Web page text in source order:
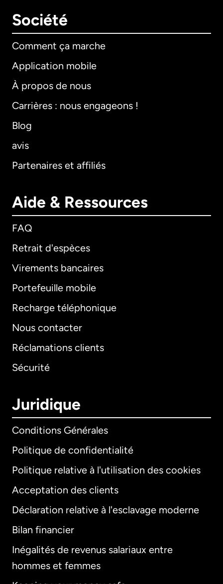
Société
Comment ça marche
Application mobile
À propos de nous
Carrières : nous engageons !
Blog
avis
Partenaires et affiliés
Aide & Ressources
FAQ
Retrait d'espèces
Virements bancaires
Portefeuille mobile
Recharge téléphonique
Nous contacter
Réclamations clients
Sécurité
Juridique
Conditions Générales
Politique de confidentialité
Politique relative à l'utilisation des cookies
Acceptation des clients
Déclaration relative à l'esclavage moderne
Bilan financier
Inégalités de revenus salariaux entre
hommes et femmes
International